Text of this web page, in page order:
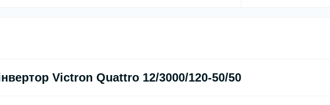
Victron Quattro 12/3000/120-50/50